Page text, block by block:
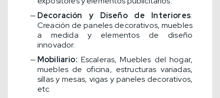
Decoración y Diseño de Interiores:
Creación de paneles decorativos, muebles
a medida y elementos de diseño
innovador.
Mobiliario: Escaleras, Muebles del hogar,
muebles de oficina, estructuras variadas,
sillas y mesas, vigas y paneles decorativos,
etc.